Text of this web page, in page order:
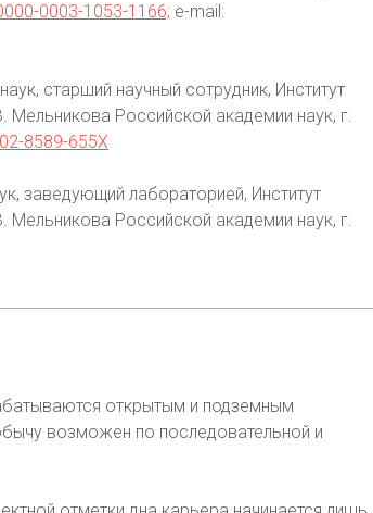
0003-1053-1166; e-mail:
старший научный сотрудник, Институт
Российской академии наук, г.
8589-655X
заведующий лабораторией, Институт
Российской академии наук, г.
открытым и подземным
возможен по последовательной и